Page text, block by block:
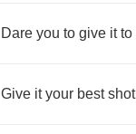
Dare you to give it to
Give it your best shot